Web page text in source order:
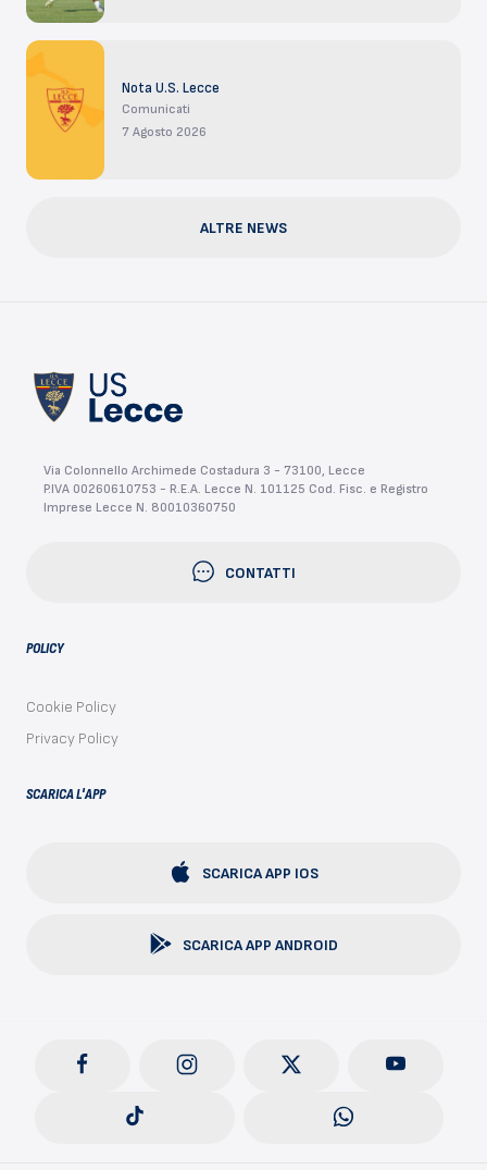
Nota U.S. Lecce
Comunicati
7 Agosto 2026
ALTRE NEWS
Via Colonnello Archimede Costadura 3 - 73100, Lecce
P.IVA 00260610753 - R.E.A. Lecce N. 101125 Cod. Fisc. e Registro
Imprese Lecce N. 80010360750
CONTATTI
POLICY
Cookie Policy
Privacy Policy
SCARICA L'APP
SCARICA APP IOS
SCARICA APP ANDROID